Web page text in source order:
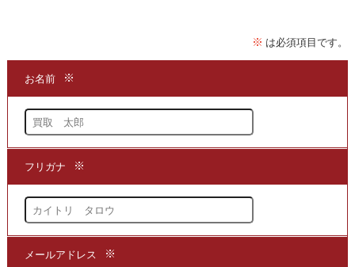
モデルの梅野良介の撮り尽くしております。
「SUPER Umeno」を
する専門店でございます。
まずは商品の価値を判断できる